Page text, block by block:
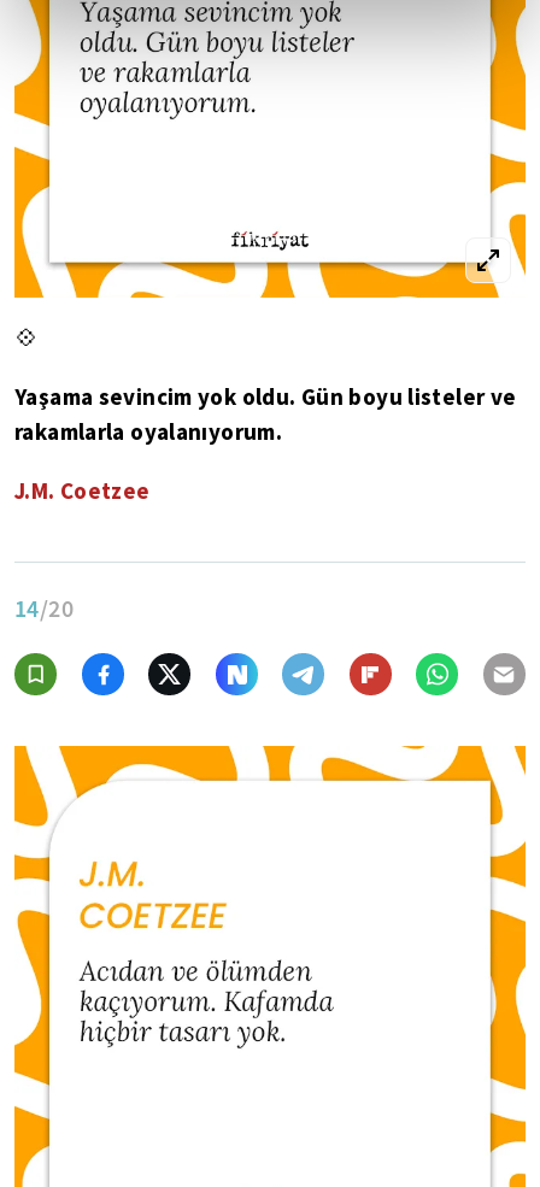
💠
Yaşama sevincim yok oldu. Gün boyu listeler ve
rakamlarla oyalanıyorum.
J.M. Coetzee
14/20